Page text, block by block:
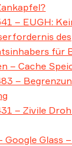
– EUGH:
des
für
– Cache
–
– Zivile
Google Glass